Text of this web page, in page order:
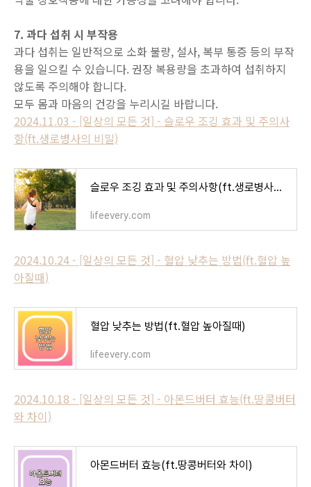
7. 과다 섭취 시 부작용
과다 섭취는 일반적으로 소화 불량, 설사, 복부 통증 등의 부작
용을 일으킬 수 있습니다. 권장 복용량을 초과하여 섭취하지
않도록 주의해야 합니다.
모두 몸과 마음의 건강을 누리시길 바랍니다.
2024.11.03 - [일상의 모든 것] - 슬로우 조깅 효과 및 주의사
항(ft.생로병사의 비밀)
슬로우 조깅 효과 및 주의사항(ft.생로병사의 비밀)
lifeevery.com
2024.10.24 - [일상의 모든 것] - 혈압 낮추는 방법(ft.혈압 높
아질때)
혈압 낮추는 방법(ft.혈압 높아질때)
lifeevery.com
2024.10.18 - [일상의 모든 것] - 아몬드버터 효능(ft.땅콩버터
와 차이)
아몬드버터 효능(ft.땅콩버터와 차이)